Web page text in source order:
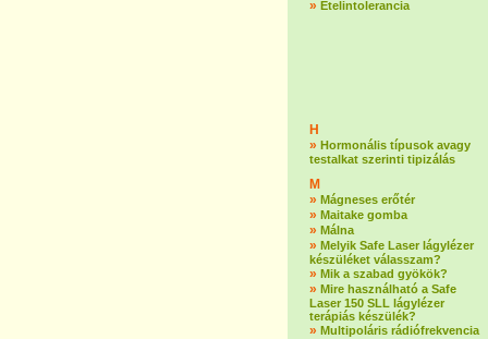
» Ételintolerancia
H
» Hormonális típusok avagy
testalkat szerinti tipizálás
M
» Mágneses erőtér
» Maitake gomba
» Málna
» Melyik Safe Laser lágylézer
készüléket válasszam?
» Mik a szabad gyökök?
» Mire használható a Safe
Laser 150 SLL lágylézer
terápiás készülék?
» Multipoláris rádiófrekvencia